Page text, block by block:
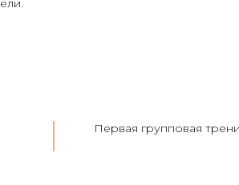
Первая групповая